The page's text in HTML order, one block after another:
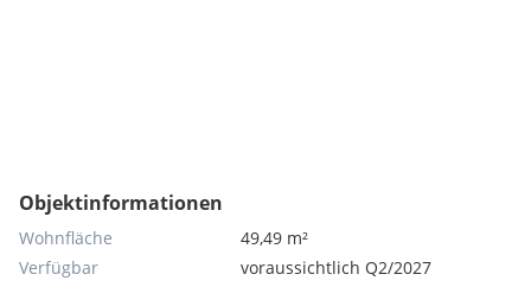
Objektinformationen
Wohnfläche
49,49 m²
Verfügbar
voraussichtlich Q2/2027